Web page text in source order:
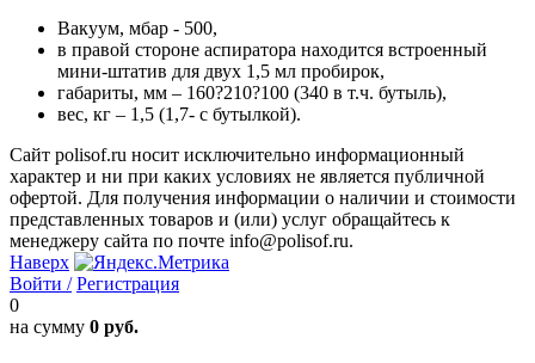
Вакуум, мбар - 500,
в правой стороне аспиратора находится встроенный
мини-штатив для двух 1,5 мл пробирок,
габариты, мм – 160?210?100 (340 в т.ч. бутыль),
вес, кг – 1,5 (1,7- с бутылкой).
Сайт polisof.ru носит исключительно информационный
характер и ни при каких условиях не является публичной
офертой. Для получения информации о наличии и стоимости
представленных товаров и (или) услуг обращайтесь к
менеджеру сайта по почте info@polisof.ru.
Наверх
Войти / Регистрация
0
на сумму 0 руб.